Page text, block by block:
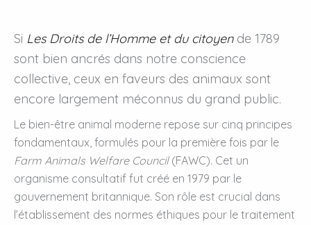
Si Les Droits de l’Homme et du citoyende 1789
sont bien ancrés dans notre conscience
collective, ceux en faveurs des animaux sont
encore largement méconnus du grand public.
Le bien-être animal moderne repose sur cinq principes
fondamentaux, formulés pour la première fois par le
Farm Animals Welfare Council(FAWC). Cet un
organisme consultatif fut créé en 1979 par le
gouvernement britannique. Son rôle est crucial dans
l’établissement des normes éthiques pour le traitement